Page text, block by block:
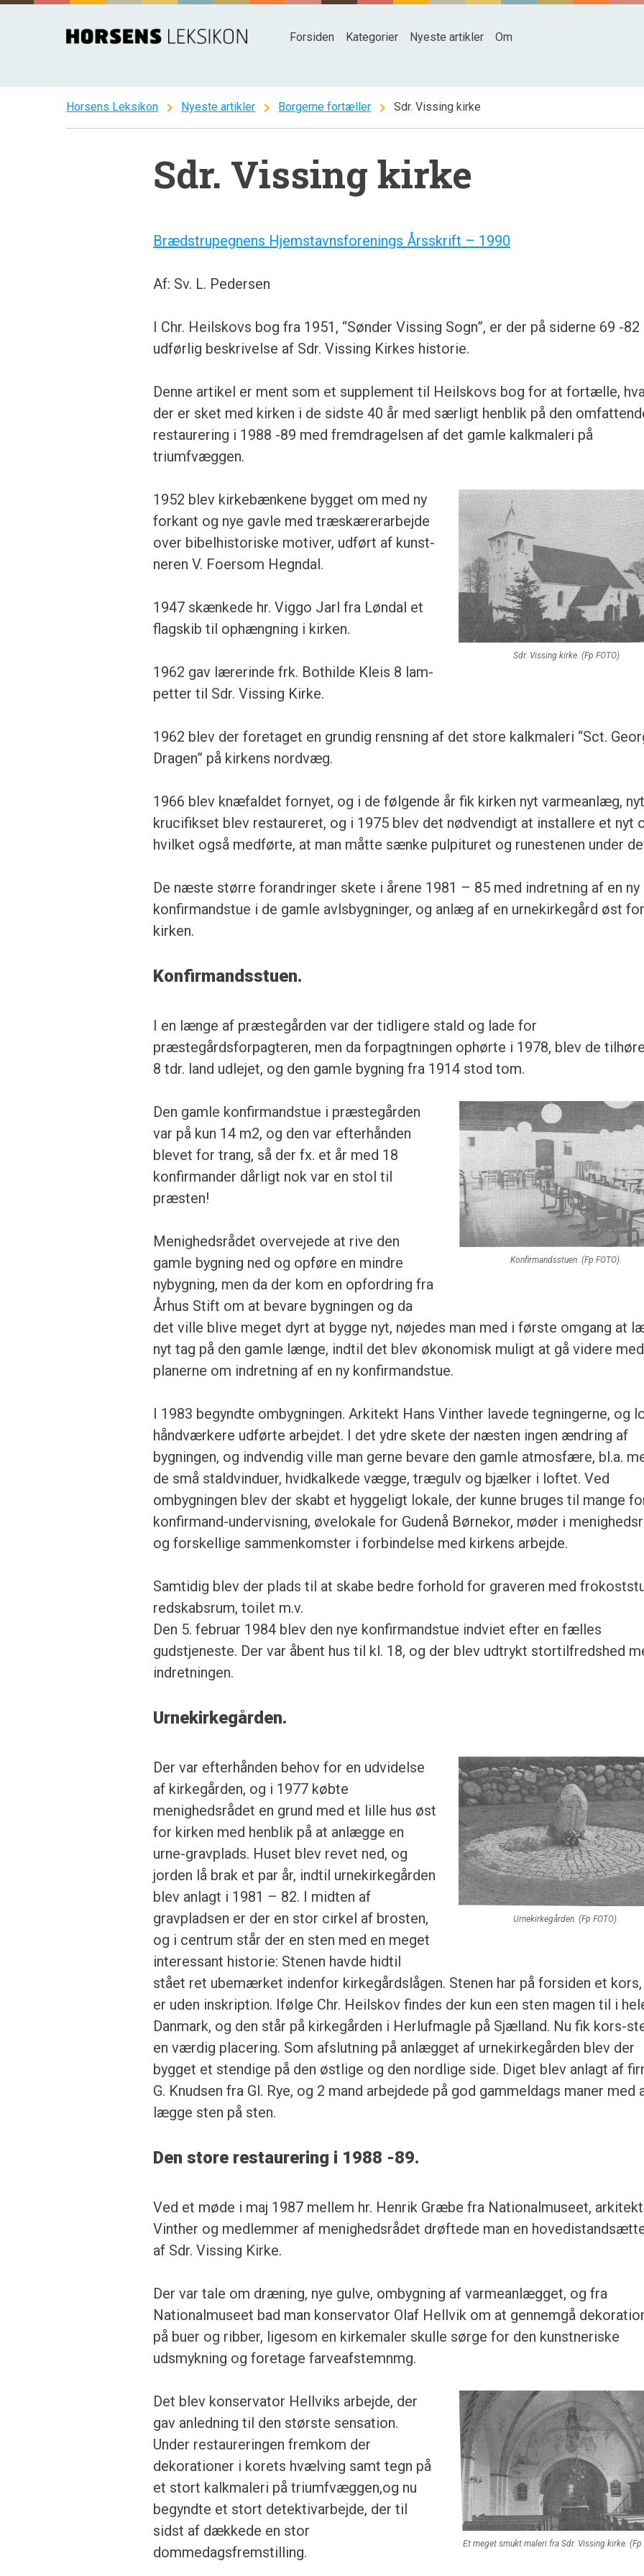
Spring
Forsiden Kategorier Nyeste artikler Om
Horsens Leksikon chevron_right Nyeste artikler chevron_right Borgerne fortæller chevron_right Sdr. Vissing kirke
Sdr. Vissing kirke
Brædstrupegnens Hjemstavnsforenings Årsskrift – 1990
Af: Sv. L. Pedersen
I Chr. Heilskovs bog fra 1951, “Sønder Vissing Sogn”, er der på siderne 69 -82
udførlig beskrivelse af Sdr. Vissing Kirkes historie.
Denne artikel er ment som et supplement til Heilskovs bog for at fortælle,
der er sket med kirken i de sidste 40 år med særligt hen­blik på den
restaurering i 1988 -89 med fremdragelsen af det gamle kalkmaleri på
triumfvæggen.
Sdr. Vissing kirke. (Fp FOTO)
1952 blev kirkebænkene bygget om med ny
forkant og nye gavle med træskærerarbejde
over bibelhistoriske motiver, udført af kunst­
neren V. Foersom Hegndal.
1947 skænkede hr. Viggo Jarl fra Løndal et
flagskib til ophængning i kirken.
1962 gav lærerinde frk. Bothilde Kleis 8 lam­
petter til Sdr. Vissing Kirke.
1962 blev der foretaget en grundig rensning af det store kalkmaleri “Sct.
Dragen” på kirkens nordvæg.
1966 blev knæfaldet fornyet, og i de følgende år fik kirken nyt varmeanlæg,
kruci­fikset blev restaureret, og i 1975 blev det nød­vendigt at installere et nyt
hvilket også medførte, at man måtte sænke pulpituret og runestenen under
De næste større forandringer skete i årene 1981 – 85 med indretning af en ny
konfirmand­stue i de gamle avlsbygninger, og anlæg af en urnekirkegård øst
kirken.
Konfirmandsstuen.
I en længe af præstegården var der tidligere stald og lade for
præstegårdsforpagteren, men da forpagtningen ophørte i 1978, blev de
8 tdr. land udlejet, og den gamle byg­ning fra 1914 stod tom.
Konfirmandsstuen. (Fp FOTO).
Den gamle konfirmandstue i præstegården
var på kun 14 m2, og den var efterhånden
ble­vet for trang, så der fx. et år med 18
konfirman­der dårligt nok var en stol til
præsten!
Menighedsrådet overvejede at rive den
gamle bygning ned og opføre en mindre
nybygning, men da der kom en opfordring fra
Århus Stift om at bevare bygningen og da
det ville blive meget dyrt at bygge nyt, nøjedes man med i første omgang at
nyt tag på den gamle længe, indtil det blev økonomisk muligt at gå videre med
planerne om indretning af en ny konfirmandstue.
I 1983 begyndte ombygningen. Arkitekt Hans Vinther lavede tegningerne, og
hånd­værkere udførte arbejdet. I det ydre skete der næsten ingen ændring af
bygningen, og ind­vendig ville man gerne bevare den gamle at­mosfære, bl.a.
de små staldvinduer, hvid­kalkede vægge, trægulv og bjælker i loftet. Ved
ombygningen blev der skabt et hyggeligt lokale, der kunne bruges til mange
konfirmand-undervisning, øvelokale for Gu­denå Børnekor, møder i
og forskellige sammenkomster i forbindelse med kirkens arbejde.
Samtidig blev der plads til at skabe bedre for­hold for graveren med
redskabs­rum, toilet m.v.
Den 5. februar 1984 blev den nye konfirmand­stue indviet efter en fælles
gudstjeneste. Der var åbent hus til kl. 18, og der blev udtrykt stortilfredshed
indretningen.
Urnekirkegården.
Urnekirkegården. (Fp FOTO).
Der var efterhånden behov for en udvidelse
af kirkegården, og i 1977 købte
menighedsrå­det en grund med et lille hus øst
for kirken med henblik på at anlægge en
urne-gravplads. Hu­set blev revet ned, og
jorden lå brak et par år, indtil urnekirkegården
blev anlagt i 1981 – 82. I midten af
gravpladsen er der en stor cirkel af brosten,
og i centrum står der en sten med en meget
interessant historie: Stenen havde hidtil
stået ret ubemærket indenfor kirkegårds­lågen. Stenen har på forsiden et
er uden inskription. Ifølge Chr. Heilskov findes der kun een sten magen til i
Danmark, og den står på kirkegården i Herlufmagle på Sjæl­land. Nu fik kors-
en værdig placering. Som afslutning på anlægget af urnekirkegår­den blev der
bygget et stendige på den østlige og den nordlige side. Diget blev anlagt af
G. Knudsen fra Gl. Rye, og 2 mand ar­bejdede på god gammeldags maner med
lægge sten på sten.
Den store restaurering i 1988 -89.
Ved et møde i maj 1987 mellem hr. Henrik Græbe fra Nationalmuseet, arkitekt
Vinther og medlemmer af menighedsrådet drøftede man en
af Sdr. Vissing Kirke.
Der var tale om dræning, nye gulve, ombyg­ning af varmeanlægget, og fra
Nationalmuseet bad man konservator Olaf Hellvik om at gen­nemgå
på buer og ribber, lige­som en kirkemaler skulle sørge for den kunst­neriske
udsmykning og foretage farveafstem­nmg.
Et meget smukt maleri fra Sdr. Vissing kirke. (Fp
Det blev konservator Hellviks arbejde, der
gav anledning til den største sensation.
Under restaureringen fremkom der
dekorationer i korets hvælving samt tegn på
et stort kalkma­leri på triumfvæggen,og nu
begyndte et stort detektivarbejde, der til
sidst af dækkede en stor
dommedagsfremstilling.